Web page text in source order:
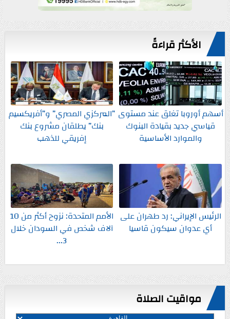
الأكثر قراءةً
أسهم أوروبا تغلق عند مستوى
قياسي جديد بقيادة البنوك
والموارد الأساسية
”المركزي المصري” و”أفريكسيم
بنك” يطلقان مشروع بنك
إفريقي للذهب
الرئيس الإيراني: رد طهران على
أي عدوان سيكون قاسيا
الأمم المتحدة: نزوح أكثر من 10
آلاف شخص في السودان خلال
3...
مواقيت الصلاة